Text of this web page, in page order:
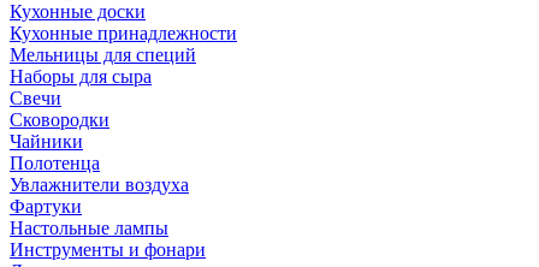
Кухонные доски
Кухонные принадлежности
Мельницы для специй
Наборы для сыра
Свечи
Сковородки
Чайники
Полотенца
Увлажнители воздуха
Фартуки
Настольные лампы
Инструменты и фонари